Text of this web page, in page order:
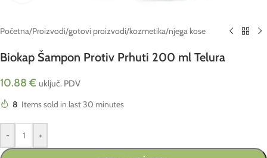
Početna/Proizvodi/gotovi proizvodi/kozmetika/njega kose
Biokap Šampon Protiv Prhuti 200 ml Telura
10.88 € uključ. PDV
8 Items sold in last 30 minutes
- +